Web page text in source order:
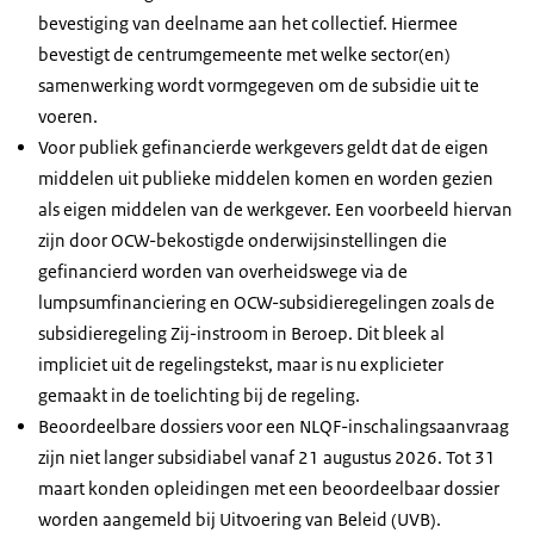
bevestiging van deelname aan het collectief. Hiermee
bevestigt de centrumgemeente met welke sector(en)
samenwerking wordt vormgegeven om de subsidie uit te
voeren.
Voor publiek gefinancierde werkgevers geldt dat de eigen
middelen uit publieke middelen komen en worden gezien
als eigen middelen van de werkgever. Een voorbeeld hiervan
zijn door OCW-bekostigde onderwijsinstellingen die
gefinancierd worden van overheidswege via de
lumpsumfinanciering en OCW-subsidieregelingen zoals de
subsidieregeling Zij-instroom in Beroep. Dit bleek al
impliciet uit de regelingstekst, maar is nu explicieter
gemaakt in de toelichting bij de regeling.
Beoordeelbare dossiers voor een NLQF-inschalingsaanvraag
zijn niet langer subsidiabel vanaf 21 augustus 2026. Tot 31
maart konden opleidingen met een beoordeelbaar dossier
worden aangemeld bij Uitvoering van Beleid (UVB).